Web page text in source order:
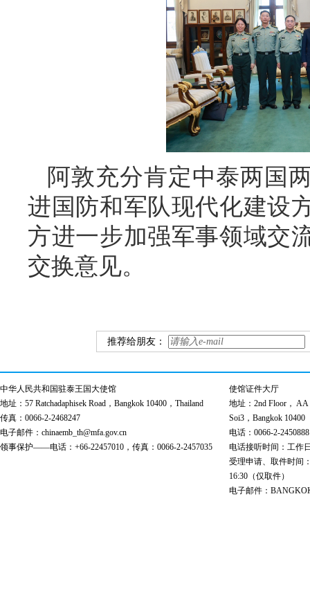
阿敦充分肯定中泰两国
进国防和军队现代化建设
方进一步加强军事领域交
交换意见。
推荐给朋友：
中华人民共和国驻泰王国大使馆
地址：57 Ratchadaphisek Road，Bangkok 10400，Thailand
传真：0066-2-2468247
电子邮件：chinaemb_th@mfa.gov.cn
领事保护——电话：+66-22457010，传真：0066-2-2457035
使馆证件大厅
地址：2nd Floor， AA
Soi3，Bangkok 10400
电话：0066-2-
电话接听时间：工作
受理申请、取件时间
16:30（仅取件）
电子邮件：